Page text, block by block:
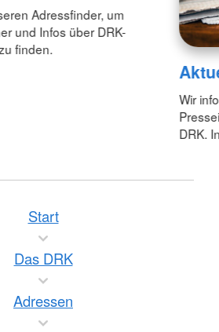
Adressfinder, um
und Infos über DRK-
finden.
Wir
DRK.
Start
Das DRK
Adressen